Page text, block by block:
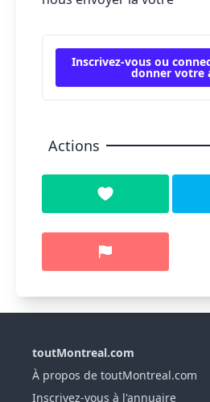
Inscrivez-vous ou
donner votre
Actions
toutMontreal.com
À propos de toutMontreal.com
Inscrivez-vous à l'annuaire